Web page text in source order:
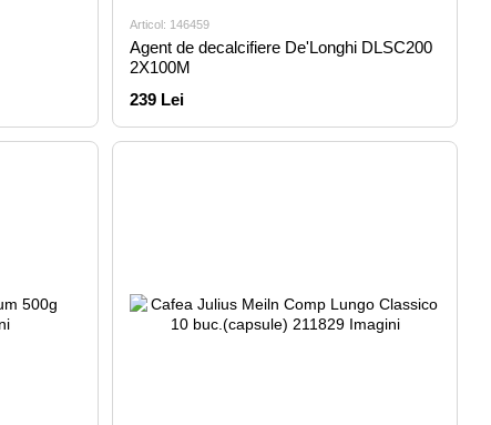
Articol: 146459
Agent de decalcifiere De'Longhi DLSC200
2X100M
239 Lei